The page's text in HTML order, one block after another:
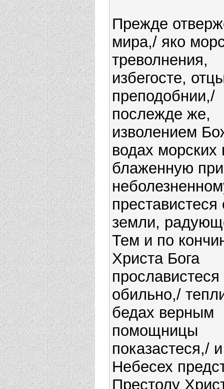
Прежде
мира,/ яко
треволнения,
избегосте,
преподобнии,/
послежде же,
изволением
водах морских
блаженную
преставистеся
земли,
Тем и по
Христа Бога
обильно,/
бедах верным
помощницы
показастеся,/
Небесех
Престолу